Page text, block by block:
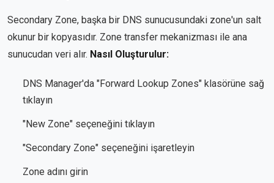
Secondary Zone, başka bir DNS sunucusundaki zone'un salt
okunur bir kopyasıdır. Zone transfer mekanizması ile ana
sunucudan veri alır. Nasıl Oluşturulur:
DNS Manager'da "Forward Lookup Zones" klasörüne sağ
tıklayın
"New Zone" seçeneğini tıklayın
"Secondary Zone" seçeneğini işaretleyin
Zone adını girin